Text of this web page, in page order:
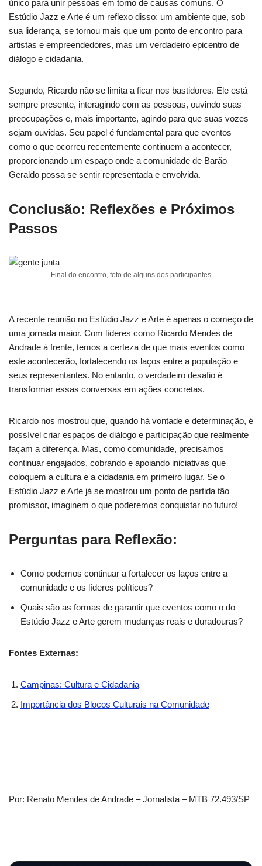
único para unir pessoas em torno de causas comuns. O
Estúdio Jazz e Arte é um reflexo disso: um ambiente que, sob
sua liderança, se tornou mais que um ponto de encontro para
artistas e empreendedores, mas um verdadeiro epicentro de
diálogo e cidadania.
Segundo, Ricardo não se limita a ficar nos bastidores. Ele está
sempre presente, interagindo com as pessoas, ouvindo suas
preocupações e, mais importante, agindo para que suas vozes
sejam ouvidas. Seu papel é fundamental para que eventos
como o que ocorreu recentemente continuem a acontecer,
proporcionando um espaço onde a comunidade de Barão
Geraldo possa se sentir representada e envolvida.
Conclusão: Reflexões e Próximos
Passos
Final do encontro, foto de alguns dos participantes
A recente reunião no Estúdio Jazz e Arte é apenas o começo de
uma jornada maior. Com líderes como Ricardo Mendes de
Andrade à frente, temos a certeza de que mais eventos como
este acontecerão, fortalecendo os laços entre a população e
seus representantes. No entanto, o verdadeiro desafio é
transformar essas conversas em ações concretas.
Ricardo nos mostrou que, quando há vontade e determinação, é
possível criar espaços de diálogo e participação que realmente
façam a diferença. Mas, como comunidade, precisamos
continuar engajados, cobrando e apoiando iniciativas que
coloquem a cultura e a cidadania em primeiro lugar. Se o
Estúdio Jazz e Arte já se mostrou um ponto de partida tão
promissor, imaginem o que poderemos conquistar no futuro!
Perguntas para Reflexão:
Como podemos continuar a fortalecer os laços entre a
comunidade e os líderes políticos?
Quais são as formas de garantir que eventos como o do
Estúdio Jazz e Arte gerem mudanças reais e duradouras?
Fontes Externas:
Campinas: Cultura e Cidadania
Importância dos Blocos Culturais na Comunidade
Por: Renato Mendes de Andrade – Jornalista – MTB 72.493/SP